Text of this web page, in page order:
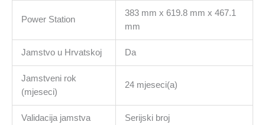
Power Station
383 mm x 619.8 mm x 467.1
mm
Jamstvo u Hrvatskoj Da
Jamstveni rok
(mjeseci)
24 mjeseci(a)
Validacija jamstva Serijski broj